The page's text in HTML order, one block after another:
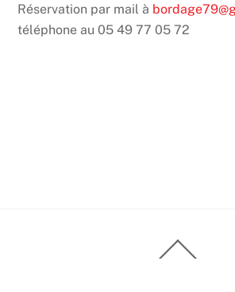
Réservation par mail à
téléphone au 05 49 77 05 72
To